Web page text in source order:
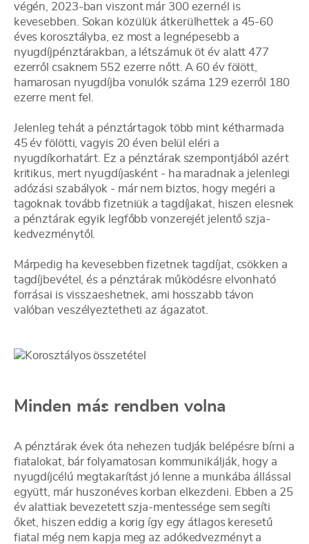
végén, 2023-ban viszont már 300 ezernél is
kevesebben. Sokan közülük átkerülhettek a 45-60
éves korosztályba, ez most a legnépesebb a
nyugdíjpénztárakban, a létszámuk öt év alatt 477
ezerről csaknem 552 ezerre nőtt. A 60 év fölött,
hamarosan nyugdíjba vonulók száma 129 ezerről 180
ezerre ment fel.
Jelenleg tehát a pénztártagok több mint kétharmada
45 év fölötti, vagyis 20 éven belül eléri a
nyugdíkorhatárt. Ez a pénztárak szempontjából azért
kritikus, mert nyugdíjasként - ha maradnak a jelenlegi
adózási szabályok - már nem biztos, hogy megéri a
tagoknak tovább fizetniük a tagdíjakat, hiszen elesnek
a pénztárak egyik legfőbb vonzerejét jelentő szja-
kedvezménytől.
Márpedig ha kevesebben fizetnek tagdíjat, csökken a
tagdíjbevétel, és a pénztárak működésre elvonható
forrásai is visszaeshetnek, ami hosszabb távon
valóban veszélyeztetheti az ágazatot.
Minden más rendben volna
A pénztárak évek óta nehezen tudják belépésre bírni a
fiatalokat, bár folyamatosan kommunikálják, hogy a
nyugdíjcélú megtakarítást jó lenne a munkába állással
együtt, már huszonéves korban elkezdeni. Ebben a 25
év alattiak bevezetett szja-mentessége sem segíti
őket, hiszen eddig a korig így egy átlagos keresetű
fiatal még nem kapja meg az adókedvezményt a